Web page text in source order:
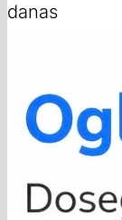
danas